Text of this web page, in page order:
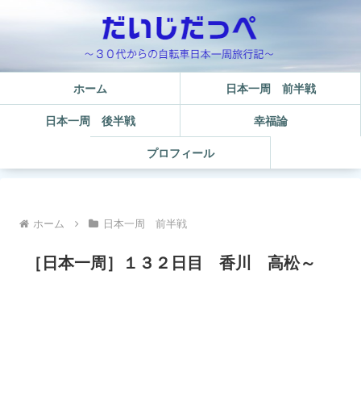
ホーム 日本一周 前半戦
日本一周 後半戦 幸福論
プロフィール
ホーム 日本一周 前半戦
［日本一周］１３２日目 香川 高松～